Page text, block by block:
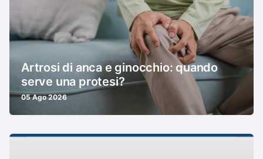
Artrosi di anca e ginocchio: quando
serve una protesi?
05 Ago 2026